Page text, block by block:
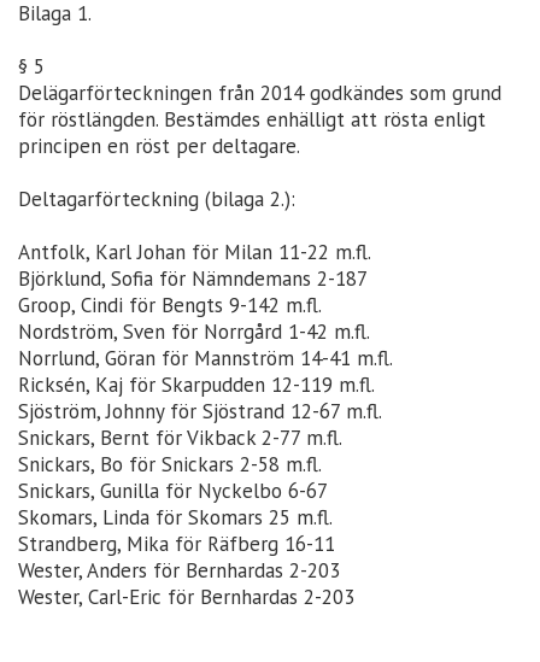
Bilaga 1.
§ 5
Delägarförteckningen från 2014 godkändes som grund
för röstlängden. Bestämdes enhälligt att rösta enligt
principen en röst per deltagare.
Deltagarförteckning (bilaga 2.):
Antfolk, Karl Johan för Milan 11-22 m.fl.
Björklund, Sofia för Nämndemans 2-187
Groop, Cindi för Bengts 9-142 m.fl.
Nordström, Sven för Norrgård 1-42 m.fl.
Norrlund, Göran för Mannström 14-41 m.fl.
Ricksén, Kaj för Skarpudden 12-119 m.fl.
Sjöström, Johnny för Sjöstrand 12-67 m.fl.
Snickars, Bernt för Vikback 2-77 m.fl.
Snickars, Bo för Snickars 2-58 m.fl.
Snickars, Gunilla för Nyckelbo 6-67
Skomars, Linda för Skomars 25 m.fl.
Strandberg, Mika för Räfberg 16-11
Wester, Anders för Bernhardas 2-203
Wester, Carl-Eric för Bernhardas 2-203